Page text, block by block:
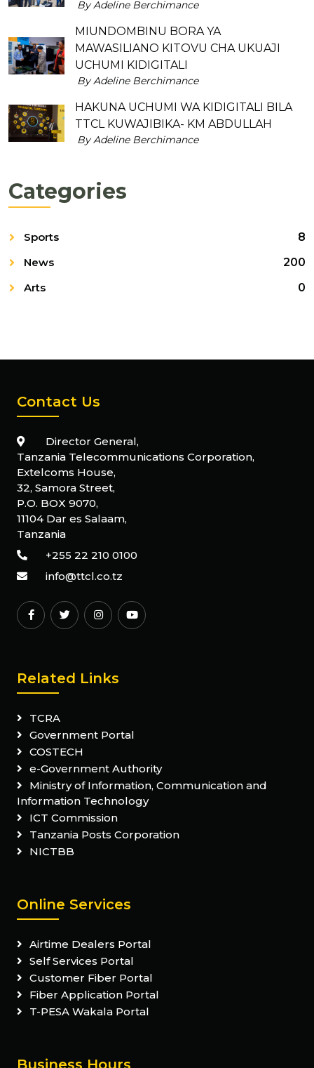
By Adeline Berchimance
MIUNDOMBINU BORA YA
MAWASILIANO KITOVU CHA UKUAJI
UCHUMI KIDIGITALI
By Adeline Berchimance
HAKUNA UCHUMI WA KIDIGITALI BILA
TTCL KUWAJIBIKA- KM ABDULLAH
By Adeline Berchimance
Categories
Sports
8
News
200
Arts
0
Contact Us
Director General,
Tanzania Telecommunications Corporation,
Extelcoms House,
32, Samora Street,
P.O. BOX 9070,
11104 Dar es Salaam,
Tanzania
+255 22 210 0100
info@ttcl.co.tz
Related Links
TCRA
Government Portal
COSTECH
e-Government Authority
Ministry of Information, Communication and
Information Technology
ICT Commission
Tanzania Posts Corporation
NICTBB
Online Services
Airtime Dealers Portal
Self Services Portal
Customer Fiber Portal
Fiber Application Portal
T-PESA Wakala Portal